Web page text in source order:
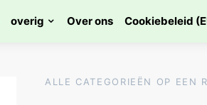
overig Over ons Cookiebeleid
ALLE CATEGORIEËN OP EEN